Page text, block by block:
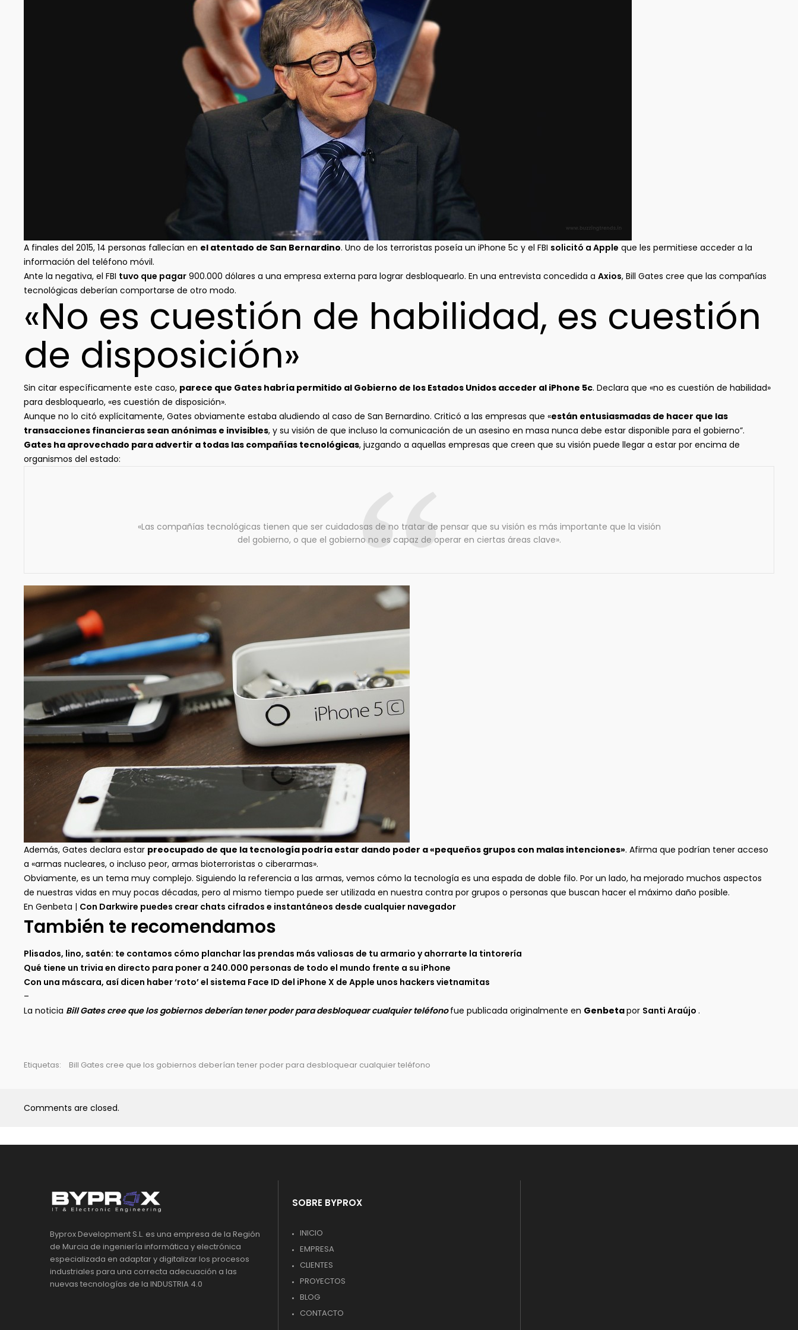
A finales del 2015, 14 personas fallecían en el atentado de San Bernardino. Uno de los terroristas poseía un iPhone 5c y el FBI solicitó a Apple que les permitiese acceder a la
información del teléfono móvil.
Ante la negativa, el FBI tuvo que pagar 900.000 dólares a una empresa externa para lograr desbloquearlo. En una entrevista concedida a Axios, Bill Gates cree que las compañías
tecnológicas deberían comportarse de otro modo.
«No es cuestión de habilidad, es cuestión
de disposición»
Sin citar específicamente este caso, parece que Gates habría permitido al Gobierno de los Estados Unidos acceder al iPhone 5c. Declara que «no es cuestión de habilidad»
para desbloquearlo, «es cuestión de disposición».
Aunque no lo citó explícitamente, Gates obviamente estaba aludiendo al caso de San Bernardino. Criticó a las empresas que «están entusiasmadas de hacer que las
transacciones financieras sean anónimas e invisibles, y su visión de que incluso la comunicación de un asesino en masa nunca debe estar disponible para el gobierno”.
Gates ha aprovechado para advertir a todas las compañías tecnológicas, juzgando a aquellas empresas que creen que su visión puede llegar a estar por encima de
organismos del estado:
«Las compañías tecnológicas tienen que ser cuidadosas de no tratar de pensar que su visión es más importante que la visión
del gobierno, o que el gobierno no es capaz de operar en ciertas áreas clave».
Además, Gates declara estar preocupado de que la tecnología podría estar dando poder a «pequeños grupos con malas intenciones». Afirma que podrían tener acceso
a «armas nucleares, o incluso peor, armas bioterroristas o ciberarmas».
Obviamente, es un tema muy complejo. Siguiendo la referencia a las armas, vemos cómo la tecnología es una espada de doble filo. Por un lado, ha mejorado muchos aspectos
de nuestras vidas en muy pocas décadas, pero al mismo tiempo puede ser utilizada en nuestra contra por grupos o personas que buscan hacer el máximo daño posible.
En Genbeta | Con Darkwire puedes crear chats cifrados e instantáneos desde cualquier navegador
También te recomendamos
Plisados, lino, satén: te contamos cómo planchar las prendas más valiosas de tu armario y ahorrarte la tintorería
Qué tiene un trivia en directo para poner a 240.000 personas de todo el mundo frente a su iPhone
Con una máscara, así dicen haber ‘roto’ el sistema Face ID del iPhone X de Apple unos hackers vietnamitas
–
La noticia Bill Gates cree que los gobiernos deberían tener poder para desbloquear cualquier teléfonofue publicada originalmente en Genbetapor Santi Araújo .
Etiquetas: Bill Gates cree que los gobiernos deberían tener poder para desbloquear cualquier teléfono
Comments are closed.
Byprox Development S.L. es una empresa de la Región
de Murcia de ingeniería informática y electrónica
especializada en adaptar y digitalizar los procesos
industriales para una correcta adecuación a las
nuevas tecnologías de la INDUSTRIA 4.0
SOBRE BYPROX
INICIO
EMPRESA
CLIENTES
PROYECTOS
BLOG
CONTACTO